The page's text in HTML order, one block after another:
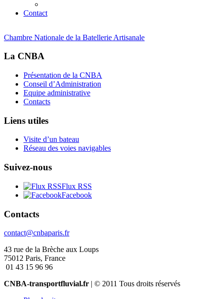
Contact
Chambre Nationale de la Batellerie Artisanale
La CNBA
Présentation de la CNBA
Conseil d’Administration
Equipe administrative
Contacts
Liens utiles
Visite d’un bateau
Réseau des voies navigables
Suivez-nous
Flux RSS
Facebook
Contacts
contact@cnbaparis.fr
43 rue de la Brèche aux Loups
75012 Paris, France
01 43 15 96 96
CNBA-transportfluvial.fr | © 2011 Tous droits réservés